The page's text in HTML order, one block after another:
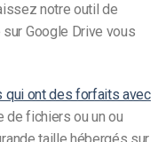
notre outil de
Google Drive vous
qui ont des forfaits avec
de fichiers ou un ou
taille hébergés sur